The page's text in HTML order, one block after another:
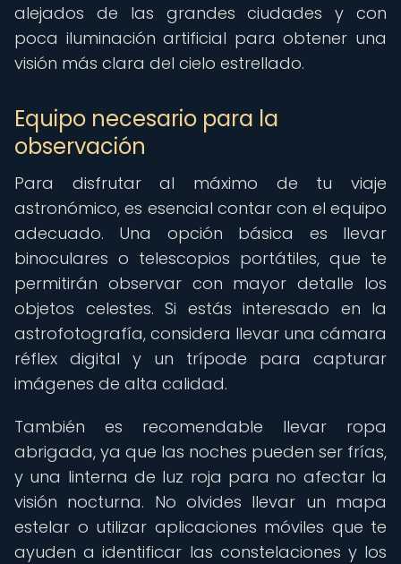
alejados de las grandes ciudades y con
poca iluminación artificial para obtener una
visión más clara del cielo estrellado.
Equipo necesario para la
observación
Para disfrutar al máximo de tu viaje
astronómico, es esencial contar con el equipo
adecuado. Una opción básica es llevar
binoculares o telescopios portátiles, que te
permitirán observar con mayor detalle los
objetos celestes. Si estás interesado en la
astrofotografía, considera llevar una cámara
réflex digital y un trípode para capturar
imágenes de alta calidad.
También es recomendable llevar ropa
abrigada, ya que las noches pueden ser frías,
y una linterna de luz roja para no afectar la
visión nocturna. No olvides llevar un mapa
estelar o utilizar aplicaciones móviles que te
ayuden a identificar las constelaciones y los